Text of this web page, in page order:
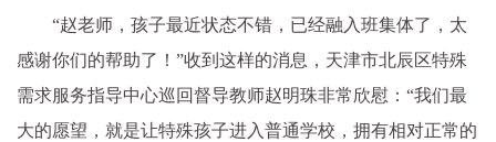
“赵老师，孩子最近状态不错，已经融入班集体了，太
感谢你们的帮助了！”收到这样的消息，天津市北辰区特殊
需求服务指导中心巡回督导教师赵明珠非常欣慰：“我们最
大的愿望，就是让特殊孩子进入普通学校，拥有相对正常的